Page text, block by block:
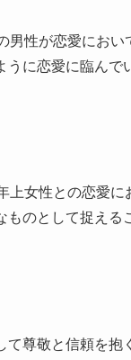
男性が恋愛にお
うに恋愛に臨んで
上女性との恋愛
ものとして捉える
て尊敬と信頼を抱